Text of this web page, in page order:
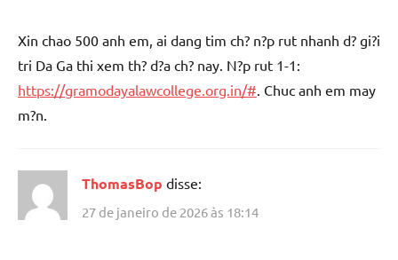
Xin chao 500 anh em, ai dang tim ch? n?p rut nhanh d? gi?i
tri Da Ga thi xem th? d?a ch? nay. N?p rut 1-1:
https://gramodayalawcollege.org.in/#. Chuc anh em may
m?n.
ThomasBop disse:
27 de janeiro de 2026 às 18:14